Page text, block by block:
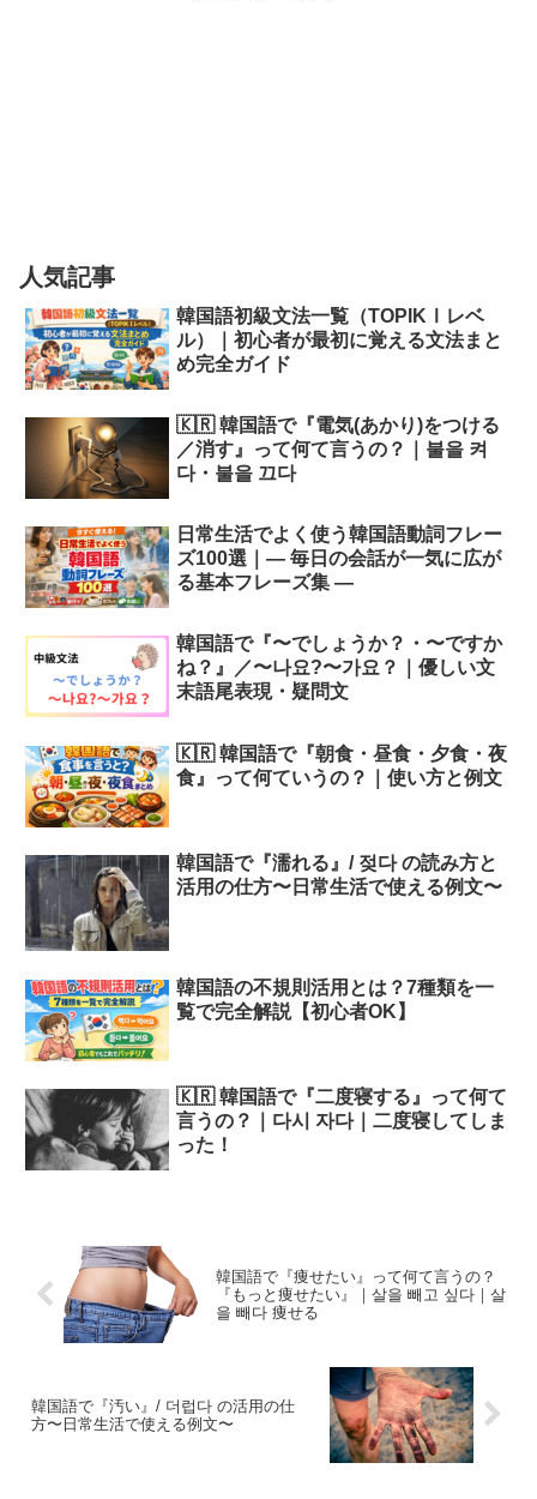
人気記事
韓国語初級文法一覧（TOPIKⅠレベ
ル）｜初心者が最初に覚える文法まと
め完全ガイド
🇰🇷 韓国語で『電気(あかり)をつける
／消す』って何て言うの？｜불을 켜
다・불을 끄다
日常生活でよく使う韓国語動詞フレー
ズ100選｜― 毎日の会話が一気に広が
る基本フレーズ集 ―
韓国語で『〜でしょうか？・〜ですか
ね？』／〜나요?〜가요？｜優しい文
末語尾表現・疑問文
🇰🇷 韓国語で『朝食・昼食・夕食・夜
食』って何ていうの？｜使い方と例文
韓国語で『濡れる』/ 젖다 の読み方と
活用の仕方〜日常生活で使える例文〜
韓国語の不規則活用とは？7種類を一
覧で完全解説【初心者OK】
🇰🇷 韓国語で『二度寝する』って何て
言うの？｜다시 자다｜二度寝してしま
った！
韓国語で『痩せたい』って何て言うの？
『もっと痩せたい』｜살을 빼고 싶다｜살
을 빼다 痩せる
韓国語で『汚い』/ 더럽다 の活用の仕
方〜日常生活で使える例文〜